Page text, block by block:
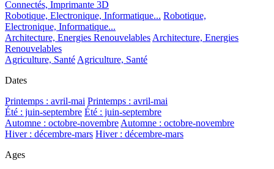
Connectés, Imprimante 3D
Robotique, Electronique, Informatique... Robotique,
Electronique, Informatique...
Architecture, Energies Renouvelables Architecture, Energies
Renouvelables
Agriculture, Santé Agriculture, Santé
Dates
Printemps : avril-mai Printemps : avril-mai
Été : juin-septembre Été : juin-septembre
Automne : octobre-novembre Automne : octobre-novembre
Hiver : décembre-mars Hiver : décembre-mars
Ages